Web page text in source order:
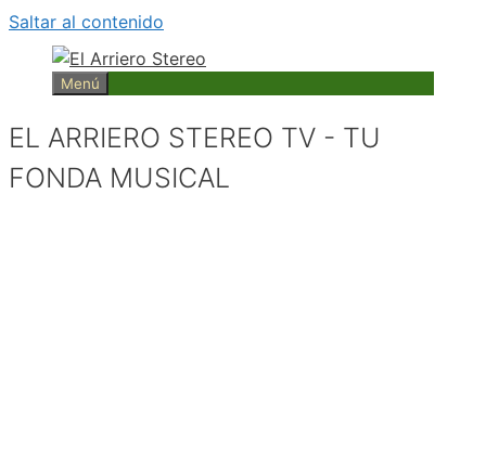
Saltar al contenido
Menú
EL ARRIERO STEREO TV - TU
FONDA MUSICAL